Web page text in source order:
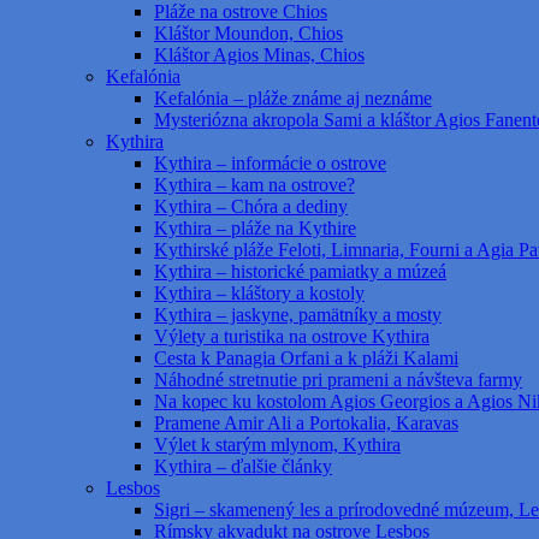
Pláže na ostrove Chios
Kláštor Moundon, Chios
Kláštor Agios Minas, Chios
Kefalónia
Kefalónia – pláže známe aj neznáme
Mysteriózna akropola Sami a kláštor Agios
Kythira
Kythira – informácie o ostrove
Kythira – kam na ostrove?
Kythira – Chóra a dediny
Kythira – pláže na Kythire
Kythirské pláže Feloti, Limnaria, Fourni a Agia
Kythira – historické pamiatky a múzeá
Kythira – kláštory a kostoly
Kythira – jaskyne, pamätníky a mosty
Výlety a turistika na ostrove Kythira
Cesta k Panagia Orfani a k pláži Kalami
Náhodné stretnutie pri prameni a návšteva farmy
Na kopec ku kostolom Agios Georgios a Agios
Pramene Amir Ali a Portokalia, Karavas
Výlet k starým mlynom, Kythira
Kythira – ďalšie články
Lesbos
Sigri – skamenený les a prírodovedné múzeum,
Rímsky akvadukt na ostrove Lesbos